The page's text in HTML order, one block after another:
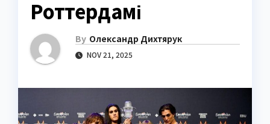
Роттердамі
By Олександр Дихтярук
NOV 21, 2025